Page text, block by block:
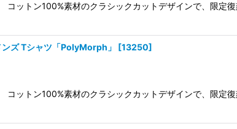
ットン100%素材のクラシックカットデザインで、限定
ズ Tシャツ「PolyMorph」 [13250]
ットン100%素材のクラシックカットデザインで、限定